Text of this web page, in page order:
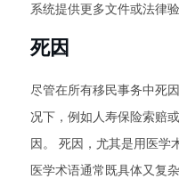
系统提供更多文件或法律
死因
尽管在所有移民事务中死
况下，例如人寿保险索赔
因。 死因，尤其是用医学
医学术语通常既具体又复